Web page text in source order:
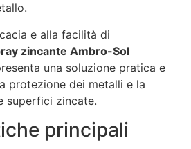
e alla facilità di
zincante Ambro-Sol
una soluzione pratica e
protezione dei metalli e la
superfici zincate.
principali